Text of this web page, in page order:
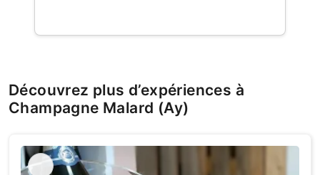
Découvrez plus d’expériences à
Champagne Malard (Ay)